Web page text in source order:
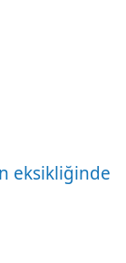
eksikliğinde